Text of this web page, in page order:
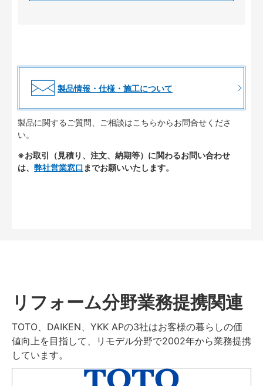
製品情報・仕様・施工について
製品に関するご質問、ご相談はこちらからお問合せくださ
い。
※お取引（見積り、注文、納期等）に関わるお問い合わせ
は、 弊社営業窓口 までお願いいたします。
リフォーム分野業務提携関連
TOTO、DAIKEN、YKK APの3社はお客様の暮らしの価
値向上を目指して、リモデル分野で2002年から業務提携
しています。